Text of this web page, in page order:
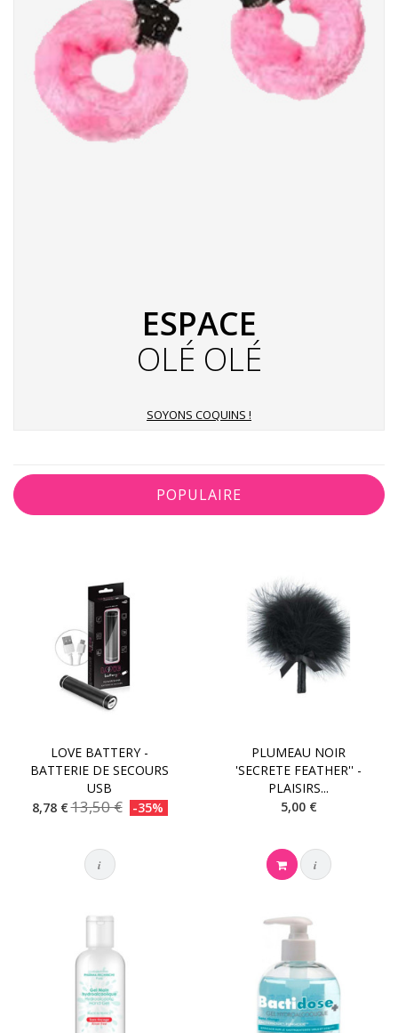
ESPACE
OLÉ OLÉ
SOYONS COQUINS !
POPULAIRE
LOVE BATTERY -
BATTERIE DE SECOURS
USB
8,78 €13,50 € -35%
i
PLUMEAU NOIR
'SECRETE FEATHER'' -
PLAISIRS...
5,00 €
i